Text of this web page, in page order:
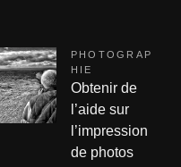
PHOTOGRAP
HIE
Obtenir de
l’aide sur
l’impression
de photos